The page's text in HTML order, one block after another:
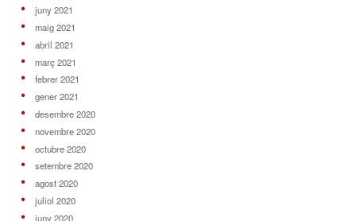
juny 2021
maig 2021
abril 2021
març 2021
febrer 2021
gener 2021
desembre 2020
novembre 2020
octubre 2020
setembre 2020
agost 2020
juliol 2020
juny 2020